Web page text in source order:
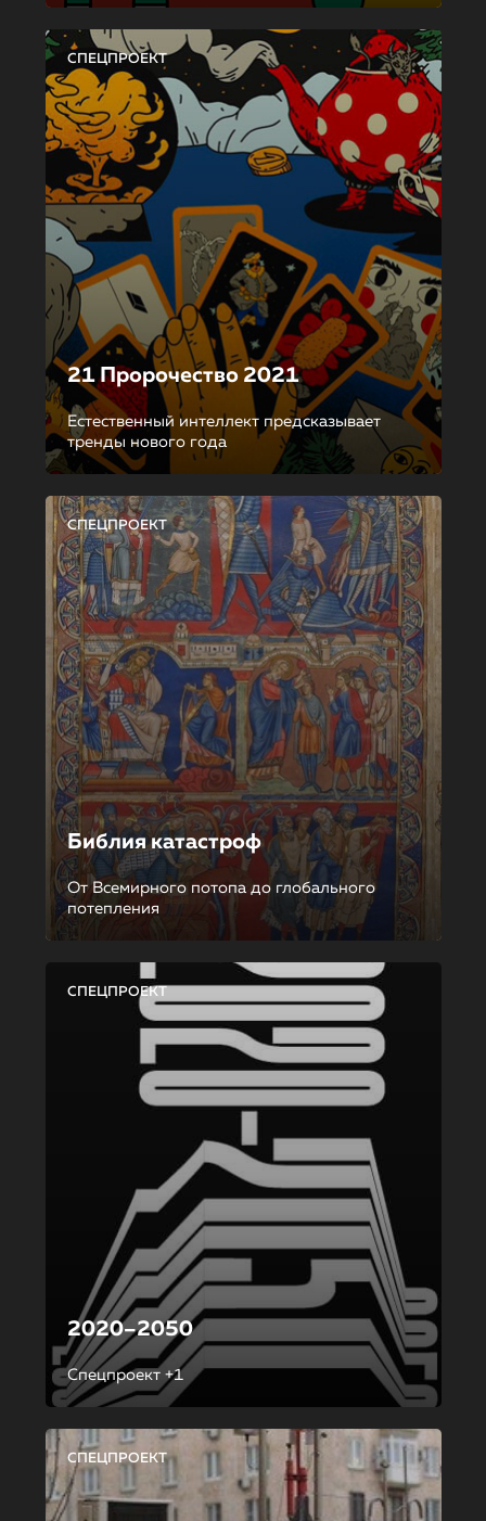
СПЕЦПРОЕКТ
21 Пророчество 2021
Естественный интеллект предсказывает
тренды нового года
СПЕЦПРОЕКТ
Библия катастроф
От Всемирного потопа до глобального
потепления
СПЕЦПРОЕКТ
2020–2050
Спецпроект +1
СПЕЦПРОЕКТ